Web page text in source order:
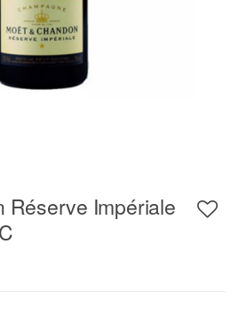
Réserve Impériale